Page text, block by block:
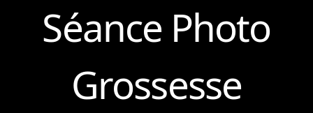
Séance Photo
Grossesse